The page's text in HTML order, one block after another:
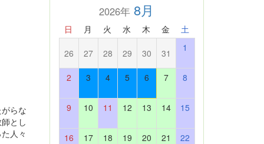
らな
とし
人々
2026年 8月
日 月 火 水 木 金 土
26 27 28 29 30 31 1
2 3 4 5 6 7 8
9 10 11 12 13 14 15
16 17 18 19 20 21 22